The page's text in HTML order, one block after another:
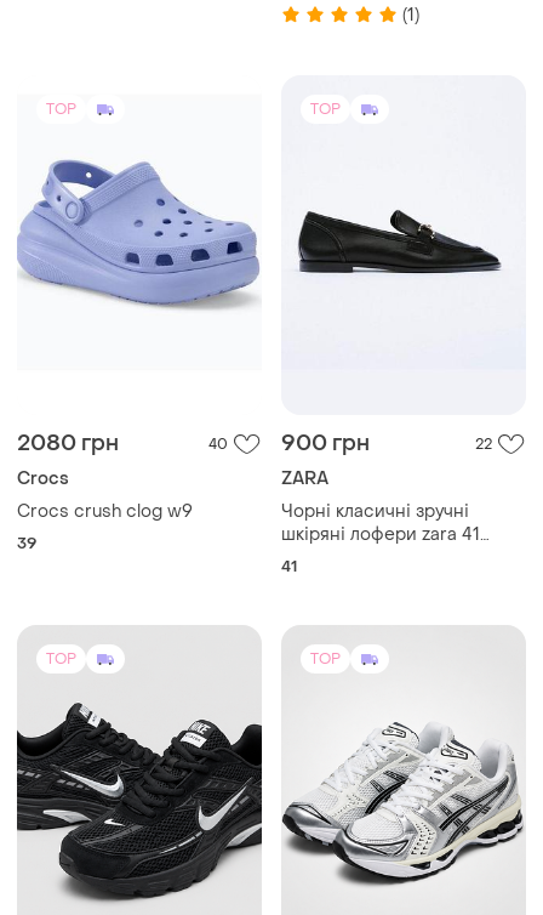
(1)
TOP
2080 грн 40
Crocs
Crocs crush clog w9
39
TOP
900 грн 22
ZARA
Чорні класичні зручні
шкіряні лофери zara 41
розміру з натуральної шкіри
41
TOP TOP